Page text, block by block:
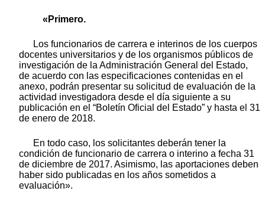
«Primero.
Los funcionarios de carrera e interinos de los cuerpos
docentes universitarios y de los organismos públicos de
investigación de la Administración General del Estado,
de acuerdo con las especificaciones contenidas en el
anexo, podrán presentar su solicitud de evaluación de la
actividad investigadora desde el día siguiente a su
publicación en el “Boletín Oficial del Estado” y hasta el 31
de enero de 2018.
En todo caso, los solicitantes deberán tener la
condición de funcionario de carrera o interino a fecha 31
de diciembre de 2017. Asimismo, las aportaciones deben
haber sido publicadas en los años sometidos a
evaluación».